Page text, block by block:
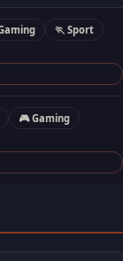
🏃 Sport
🎮 Gaming